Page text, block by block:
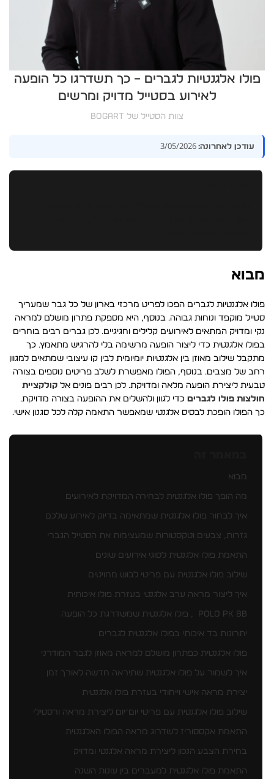
פולו אלגנטיות לגברים – כך תשדרגו כל הופעה
לאירוע בסטייל מדויק ומרשים
צוות הסטייל של BOGART
עודכן לאחרונה:
מבוא
פולו אלגנטיות לגברים הפכו לפריט מרכזי בארון של כל גבר שמעריך
סטייל מוקפד ונוחות גבוהה. בנוסף, היא מספקת פתרון מושלם למראה
נקי ומדויק המתאים לאירועים קלילים וחגיגיים. לכן גברים רבים בוחרים
בפולו אלגנטית כדי ליצור הופעה מרשימה בלי להרגיש מתאמץ. כך
מתקבל שילוב מאוזן בין אלגנטיות יומיומית לבין קו עיצובי שמתאים למגוון
רחב של מצבים. בנוסף, הפולו מאפשרת לשלב פריטים נוספים בצורה
טבעית ליצירת הופעה מלאה ומדויקת. לכן רבים פונים אל קולקציית
חולצות פולו לגברים כדי לגוון ולהשלים את ההופעה בצורה מדויקת.
כך הפולו הופכת לבסיס אלגנטי שמאפשר התאמה קלה לכל סגנון אישי.
מבוא
מה הופך פולו אלגנטית לבחירה המדויקת לאירועים
איך לבחור פולו אלגנטית שמתאימה בדיוק לאירוע שלכם
גזרות, צבעים וטקסטורות שמעצימות את הסטייל הגברי
התאמת פולו אלגנטית לסוגי אירועים שונים
שילוב פולו אלגנטית עם פריטי לבוש מחויטים
איך ליצור מראה ערב אלגנטי בעזרת פולו איכותית
POLO PK BB , פולו אלגנטית שמשדרגת כל הופעה
יתרונות בד איכותי בפולו אלגנטית לגברים
פולו אלגנטית כפתרון מושלם למראה מאוזן לגבר המודרני
איך לשמור על פולו אלגנטית שתיראה חדשה לאורך זמן
יצירת מראה אישי וייחודי בעזרת פולו אלגנטית
שילוב פולו אלגנטית עם פריטי יום־יום ליצירת מראה ורסטילי
התאמת אקססוריז לשדרוג מראה הפולו האלגנטית
בחירת הצבע הנכון ליצירת מראה אלגנטי ומדויק
התאמת פולו אלגנטית למעברים בין עונות השנה